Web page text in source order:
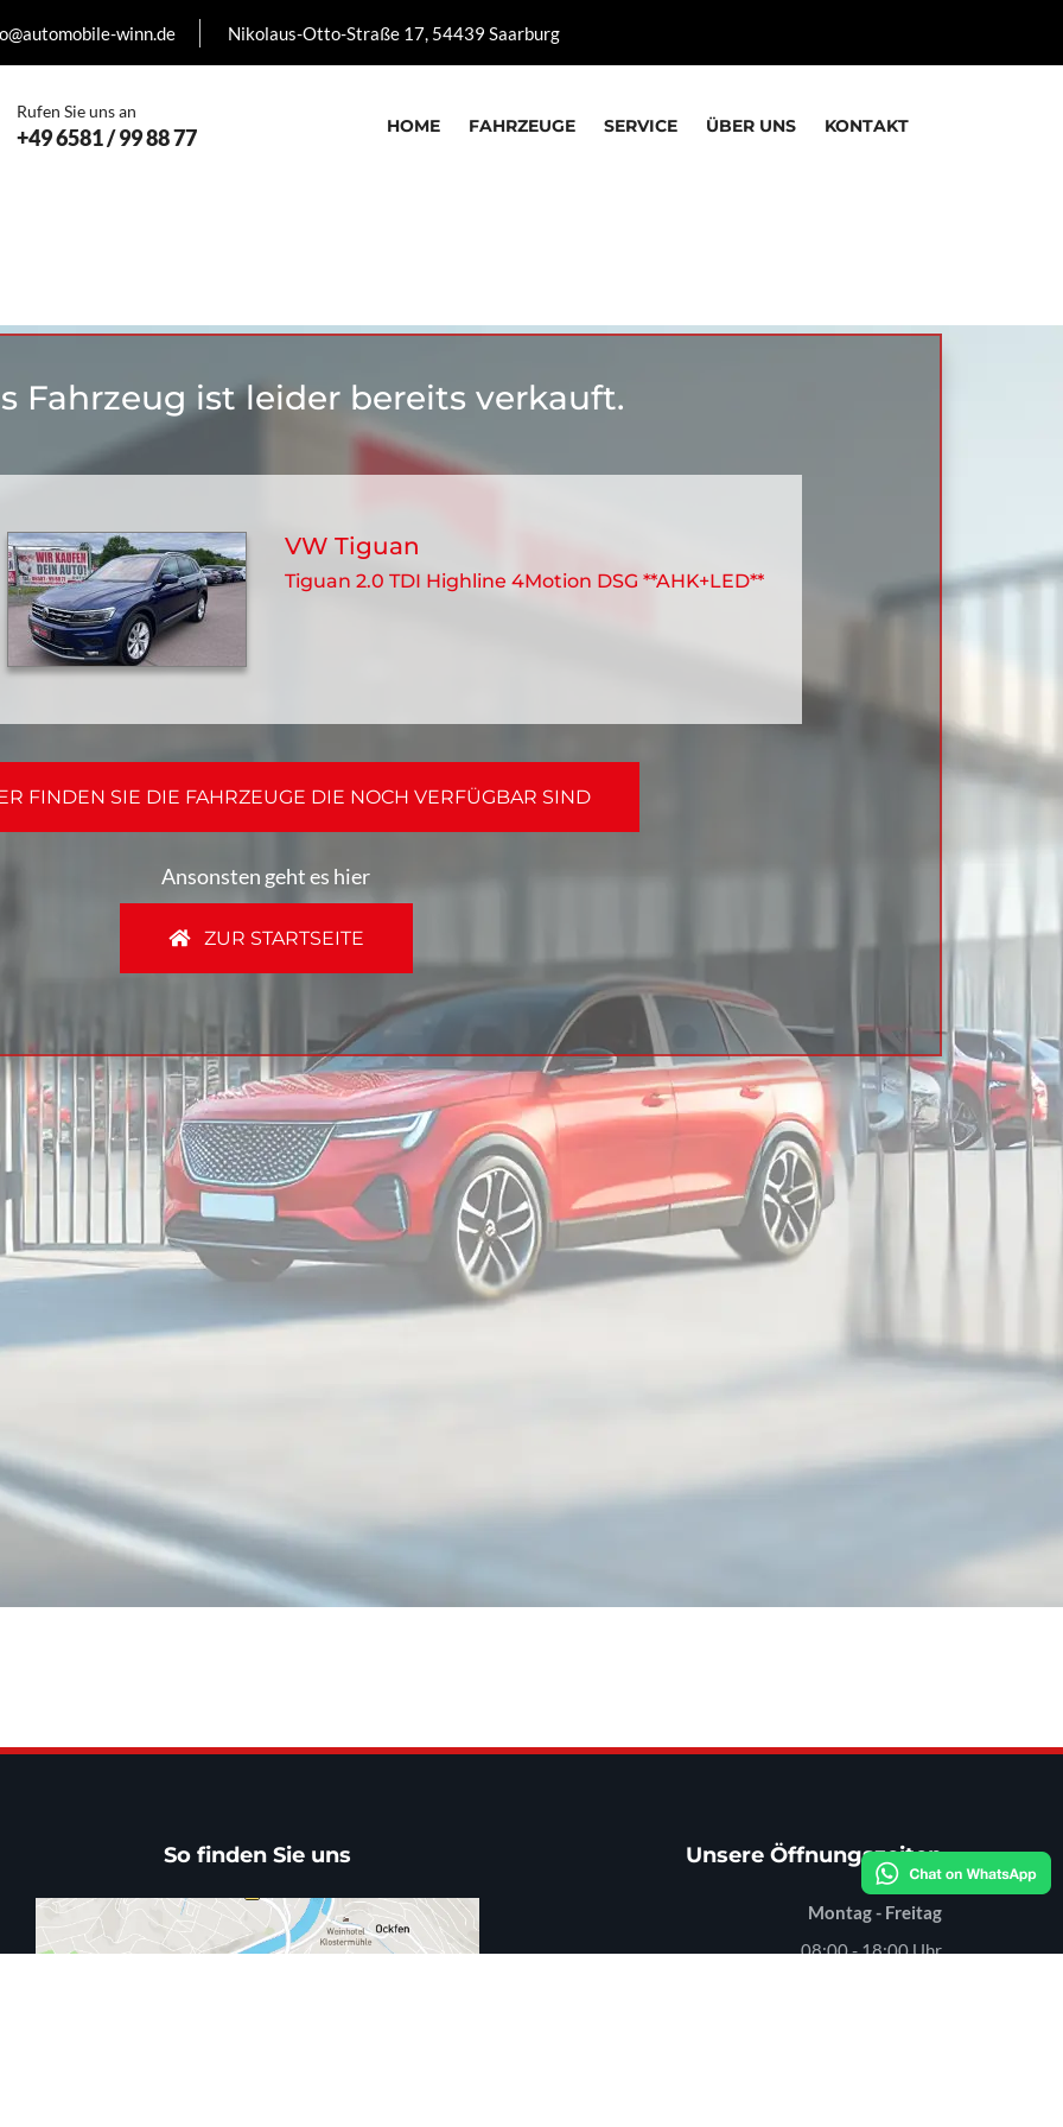
winn.de Nikolaus-Otto-Straße 17, 54439 Saarburg
Rufen Sie uns an
+49 6581 / 99 88 77 HOME FAHRZEUGE SERVICE ÜBER UNS KONTAKT
Fahrzeug ist leider bereits verkauft.
VW Tiguan
Tiguan 2.0 TDI Highline 4Motion DSG **AHK+LED**
FINDEN SIE DIE FAHRZEUGE DIE NOCH VERFÜGBAR SIND
Ansonsten geht es hier
ZUR STARTSEITE
So finden Sie uns Unsere Öffnungszeiten
Montag - Freitag
08:00 - 18:00 Uhr